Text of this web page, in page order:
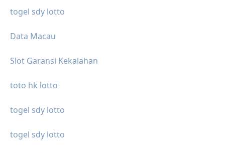
togel sdy lotto
Data Macau
Slot Garansi Kekalahan
toto hk lotto
togel sdy lotto
togel sdy lotto